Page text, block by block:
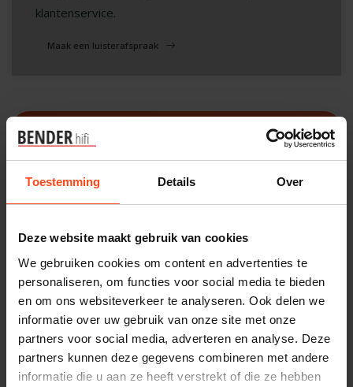
Toestemming Details Over
Deze website maakt gebruik van cookies
We gebruiken cookies om content en advertenties te
personaliseren, om functies voor social media te bieden
en om ons websiteverkeer te analyseren. Ook delen we
informatie over uw gebruik van onze site met onze
partners voor social media, adverteren en analyse. Deze
partners kunnen deze gegevens combineren met andere
informatie die u aan ze heeft verstrekt of die ze hebben
klantenservice.
Maak een luisterafspraak
KEF KEF